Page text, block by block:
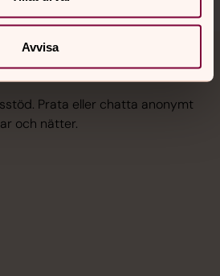
Avvisa
Prata eller chatta anonymt
och nätter.